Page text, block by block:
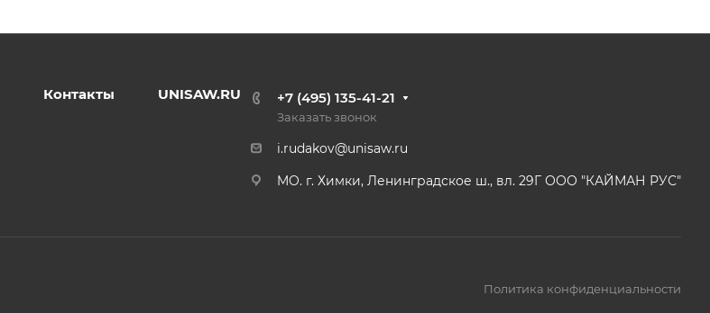
Контакты UNISAW.RU +7 (495) 135-41-21
Заказать звонок
i.rudakov@unisaw.ru
MO. г. Химки, Ленинградское ш., вл. 29Г ООО "КАЙМАН РУС"
Политика конфиденциальности